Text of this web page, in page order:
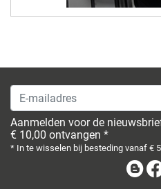
E-mailadres
Aanmelden voor de
€ 10,00 ontvangen *
* In te wisselen bij besteding vanaf €